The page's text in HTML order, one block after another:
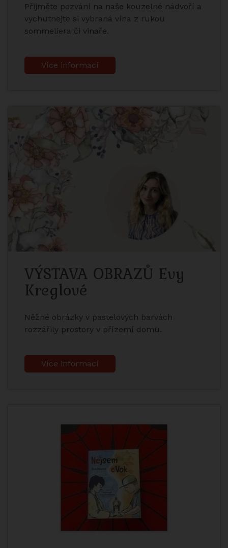
Přijměte pozvání na naše kouzelné nádvoří a
vychutnejte si vybraná vína z rukou
sommeliera či vinaře.
Více informací
VÝSTAVA OBRAZŮ Evy
Kreglové
Něžné obrázky v pastelových barvách
rozzářily prostory v přízemí domu.
Více informací